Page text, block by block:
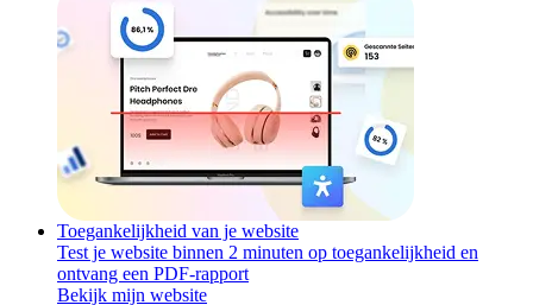
Toegankelijkheid van je website
Test je website binnen 2 minuten op toegankelijkheid en
ontvang een PDF-rapport
Bekijk mijn website